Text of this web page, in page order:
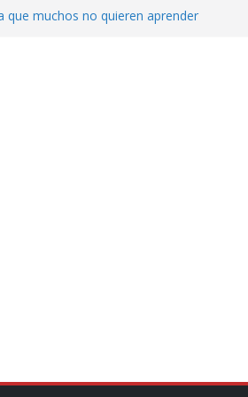
que muchos no quieren aprender